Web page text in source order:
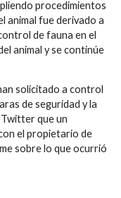
procedimientos
animal fue derivado a
de fauna en el
animal y se continúe
solicitado a control
de seguridad y la
que un
el propietario de
sobre lo que ocurrió